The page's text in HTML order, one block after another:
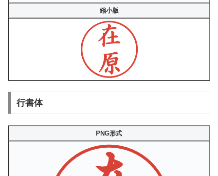
縮小版
行書体
PNG形式